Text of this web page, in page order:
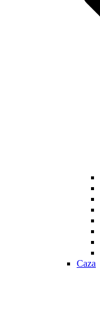
Caza